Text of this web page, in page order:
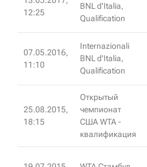
12:25
BNL d'Italia,
Qualification
07.05.2016,
11:10
Internazionali
BNL d'Italia,
Qualification
25.08.2015,
18:15
Открытый
чемпионат
США WTA -
квалификация